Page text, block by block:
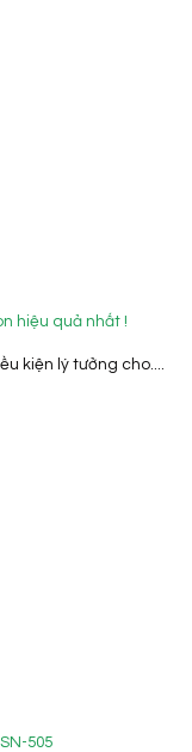
hiệu quả nhất !
kiện lý tưởng cho....
505